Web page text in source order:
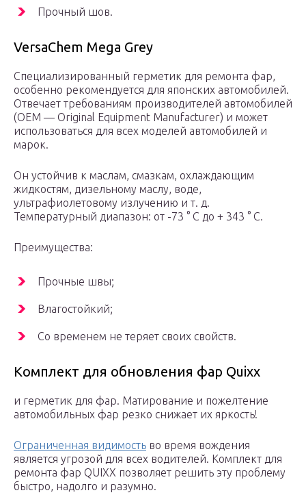
Прочный шов.
VersaChem Mega Grey
Специализированный герметик для ремонта фар,
особенно рекомендуется для японских автомобилей.
Отвечает требованиям производителей автомобилей
(OEM — Original Equipment Manufacturer) и может
использоваться для всех моделей автомобилей и
марок.
Он устойчив к маслам, смазкам, охлаждающим
жидкостям, дизельному маслу, воде,
ультрафиолетовому излучению и т. д.
Температурный диапазон: от -73 ° C до + 343 ° C.
Преимущества:
Прочные швы;
Влагостойкий;
Со временем не теряет своих свойств.
Комплект для обновления фар Quixx
и герметик для фар. Матирование и пожелтение
автомобильных фар резко снижает их яркость!
Ограниченная видимость во время вождения
является угрозой для всех водителей. Комплект для
ремонта фар QUIXX позволяет решить эту проблему
быстро, надолго и разумно.